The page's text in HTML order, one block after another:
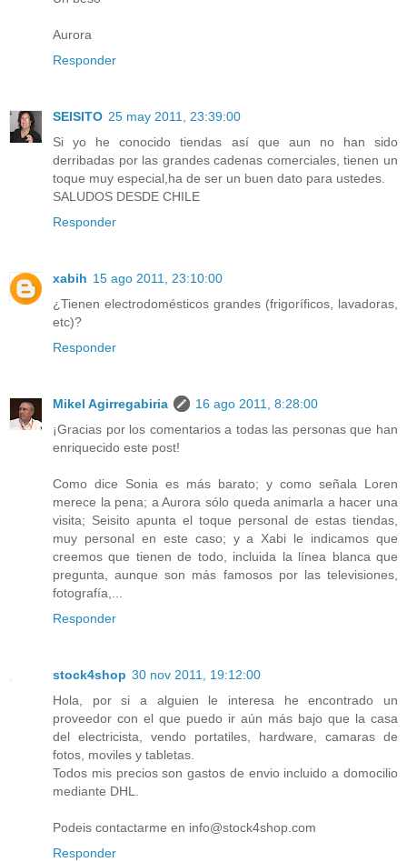
Aurora
Responder
SEISITO 25 may 2011, 23:39:00
Si yo he conocido tiendas así que aun no han sido
derribadas por las grandes cadenas comerciales, tienen un
toque muy especial,ha de ser un buen dato para ustedes.
SALUDOS DESDE CHILE
Responder
xabih 15 ago 2011, 23:10:00
¿Tienen electrodomésticos grandes (frigoríficos, lavadoras,
etc)?
Responder
Mikel Agirregabiria
16 ago 2011, 8:28:00
¡Gracias por los comentarios a todas las personas que han
enriquecido este post!
Como dice Sonia es más barato; y como señala Loren
merece la pena; a Aurora sólo queda animarla a hacer una
visita; Seisito apunta el toque personal de estas tiendas,
muy personal en este caso; y a Xabi le indicamos que
creemos que tienen de todo, incluida la línea blanca que
pregunta, aunque son más famosos por las televisiones,
fotografía,...
Responder
stock4shop 30 nov 2011, 19:12:00
Hola, por si a alguien le interesa he encontrado un
proveedor con el que puedo ir aún más bajo que la casa
del electricista, vendo portatiles, hardware, camaras de
fotos, moviles y tabletas.
Todos mis precios son gastos de envio incluido a domocilio
mediante DHL.
Podeis contactarme en info@stock4shop.com
Responder